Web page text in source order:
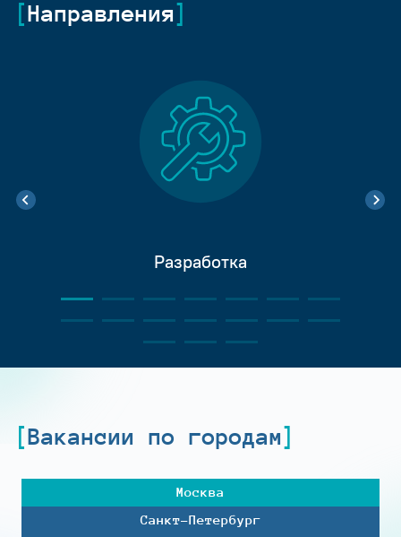
Направления
Разработка
Вакансии по городам
Москва
Санкт-Петербург